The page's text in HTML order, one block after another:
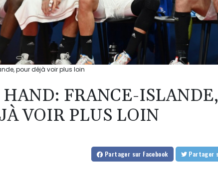
pour déjà voir plus loin
FRANCE-ISLANDE,
VOIR PLUS LOIN
Partager sur Facebook Partager